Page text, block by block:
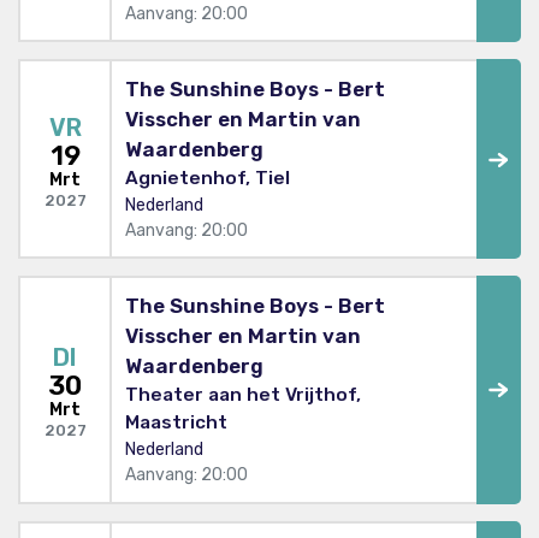
Aanvang: 20:00
VR
19
Mrt
2027
The Sunshine Boys - Bert
Visscher en Martin van
Waardenberg
Agnietenhof, Tiel
Nederland
Aanvang: 20:00
DI
30
Mrt
2027
The Sunshine Boys - Bert
Visscher en Martin van
Waardenberg
Theater aan het Vrijthof,
Maastricht
Nederland
Aanvang: 20:00